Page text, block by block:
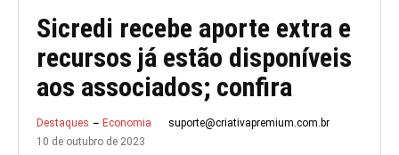
Sicredi recebe aporte extra e
recursos já estão disponíveis
aos associados; confira
Destaques Economia
suporte@criativapremium.com.br
10 de outubro de 2023